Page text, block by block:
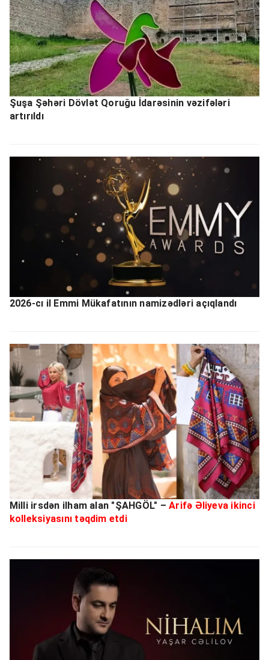
Şuşa Şəhəri Dövlət Qoruğu İdarəsinin vəzifələri
artırıldı
2026-cı il Emmi Mükafatının namizədləri açıqlandı
Milli irsdən ilham alan "ŞAHGÖL" –Arifə Əliyeva ikinci
kolleksiyasını təqdim etdi